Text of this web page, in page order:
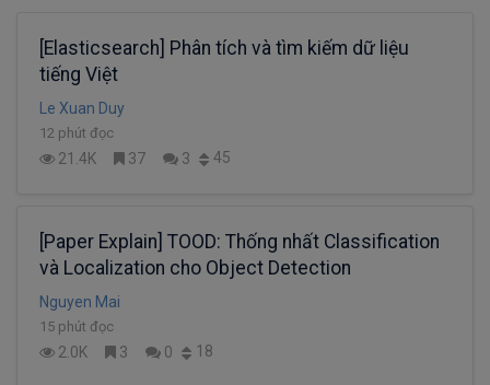
[Elasticsearch] Phân tích và tìm kiếm dữ liệu
tiếng Việt
Le Xuan Duy
12 phút đọc
21.4K 37 3 45
[Paper Explain] TOOD: Thống nhất Classification
và Localization cho Object Detection
Nguyen Mai
15 phút đọc
2.0K 3 0 18